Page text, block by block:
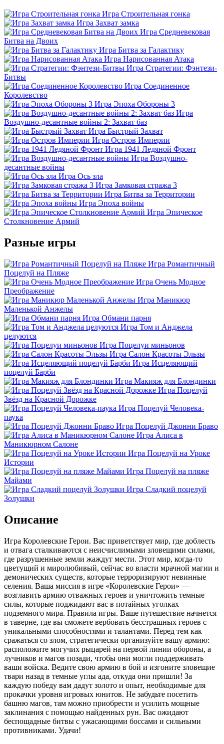
Игра Строительная гонка
Игра Захват замка
Игра Средневековая
Битва на Двоих
Игра Битва за Галактику
Игра Нарисованная Атака
Игра Стратегии: Фэнтези-
Битвы
Игра Соединенное
Королевство
Игра Эпоха Обороны 3
Игра
Воздушно-десантные войны 2: Захват баз
Игра Быстрый Захват
Игра Остров Империи
Игра 1941 Ледяной Фронт
Игра Воздушно-
десантные войны
Игра Ось зла
Игра Замковая стража 3
Игра Битва за Территории
Игра Эпоха войны
Игра Эпическое
Столкновение Армий
Разные игры
Игра Романтичный
Поцелуй на Пляже
Игра Очень Модное
Преображение
Игра Маникюр
Маленькой Анжелы
Игра Обмани парня
Игра Том и Анджела
целуются
Игра Поцелуи миньонов
Игра Салон Красоты Эльзы
Игра Исцеляющий
поцелуй Барби
Игра Макияж для Блондинки
Игра Поцелуй
Звёзд на Красной Дорожке
Игра Поцелуй Человека-
паука
Игра Поцелуй Джонни Браво
Игра Алиса в
Маникюрном Салоне
Игра Поцелуй на Уроке
Истории
Игра Поцелуй на пляже
Майами
Игра Сладкий поцелуй
Золушки
Описание
Игра Королевские Герои. Вас приветствует мир, где доблесть
и отвага сталкиваются с неисчислимыми зловещими силами,
где разрушенные земли жаждут мести. Этот мир, когда-то
цветущий и миролюбивый, сейчас во власти мрачной магии и
демонических существ, которые терроризируют невинные
селения. Ваша миссия в игре «Королевские Герои» —
возглавить армию отважных героев и уничтожить темные
силы, которые поджидают вас в потайных уголках
подземного мира. Правила игры. Ваше путешествие начнется
в таверне, где вы сможете вербовать бесстрашных героев с
уникальными способностями и талантами. Перед тем как
сражаться со злом, стратегически организуйте вашу армию:
расположите могучих рыцарей на первой линии обороны, а
лучников и магов позади, чтобы они могли поддерживать
ваши войска. Ведите свою армию в бой и изгоните зловещие
твари назад в темные углы ада, откуда они пришли! За
каждую победу вам дадут золото и опыт, необходимые для
прокачки уровня игровых юнитов. Не забудьте посетить
башню магов, там можно приобрести и усилить мощные
заклинания с помощью найденных рун. Вас ожидают
беспощадные битвы с ужасающими боссами и сильными
противниками. Удачи!